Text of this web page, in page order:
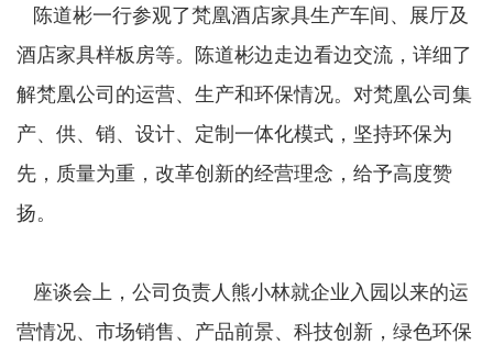
陈道彬一行参观了梵凰酒店家具生产车间、展厅及
酒店家具样板房等。陈道彬边走边看边交流，详细了
解梵凰公司的运营、生产和环保情况。对梵凰公司集
产、供、销、设计、定制一体化模式，坚持环保为
先，质量为重，改革创新的经营理念，给予高度赞
扬。
座谈会上，公司负责人熊小林就企业入园以来的运
营情况、市场销售、产品前景、科技创新，绿色环保